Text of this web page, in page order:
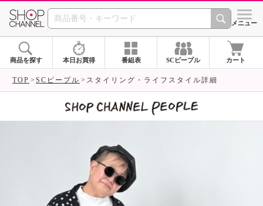
SHOP CHANNEL シメニュー
商品を探す 本日お買得 番組表 SCピープル カート
TOP SCピープル スタイリング・ライフスタイル詳細